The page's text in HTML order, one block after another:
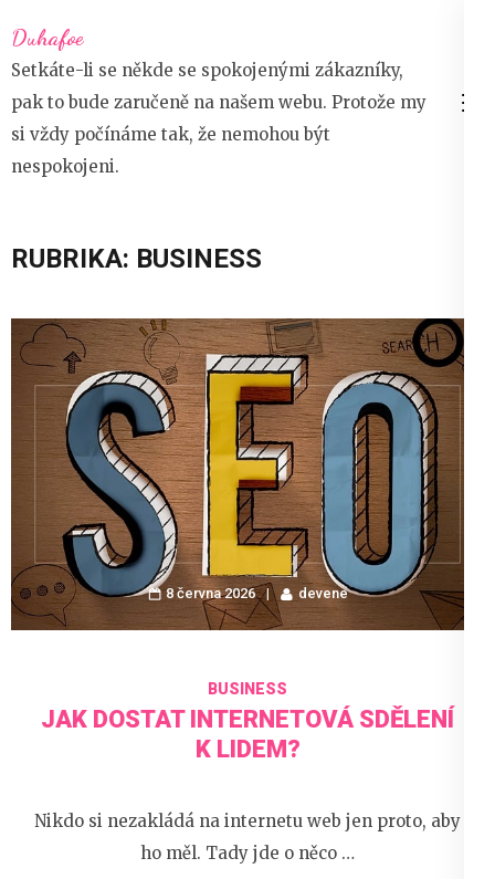
na
obsah
(stiskněte
Enter)
Duhafoe
Setkáte-li se někde se spokojenými zákazníky,
pak to bude zaručeně na našem webu. Protože my
si vždy počínáme tak, že nemohou být
nespokojeni.
RUBRIKA: BUSINESS
8 června 2026 devene
BUSINESS
JAK DOSTAT INTERNETOVÁ SDĚLENÍ
K LIDEM?
Nikdo si nezakládá na internetu web jen proto, aby
ho měl. Tady jde o něco …